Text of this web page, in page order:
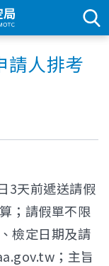
請人排考
3天前遞送請假
；請假單不限
檢定日期及請
；主旨